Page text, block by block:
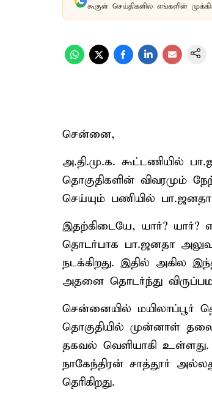
கூகுள் செய்திகளில் எங்களின்
சென்னை,
அ.தி.மு.க. கூட்டணியில்
தொகுதிகளின் விவரமும்
செய்யும் பணியில் பா.ஜனதா
இதற்கிடையே, யார்? யார்?
தொடர்பாக பா.ஜனதா
நடக்கிறது. இதில் அகில
அதனை தொடர்ந்து
சென்னையில் மயிலாப்பூர்
தொகுதியில் முன்னாள்
தகவல் வெளியாகி
நாகேந்திரன் சாத்தூர்
தெரிகிறது.